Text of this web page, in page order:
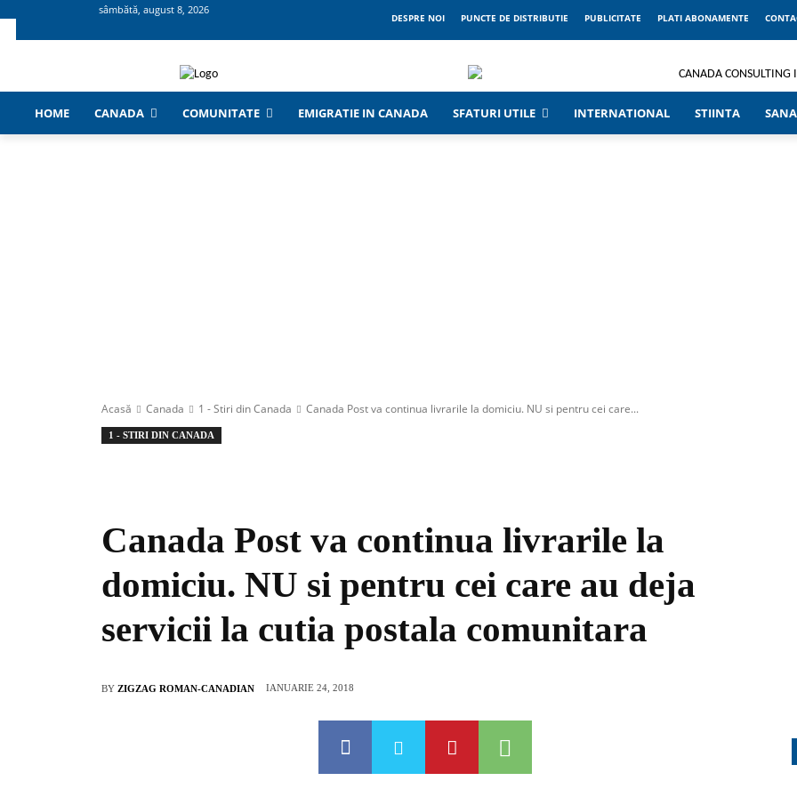
sâmbătă, august 8, 2026
DESPRE NOI PUNCTE DE DISTRIBUTIE PUBLICITATE PLATI ABONAMENTE
HOME CANADA COMUNITATE EMIGRATIE IN CANADA SFATURI UTILE INTERNATIONAL STIINTA
Acasă Canada 1 - Stiri din Canada Canada Post va continua livrarile la domiciu. NU si pentru cei care...
1 - STIRI DIN CANADA
Canada Post va continua livrarile la
domiciu. NU si pentru cei care au deja
servicii la cutia postala comunitara
BY ZIGZAG ROMAN-CANADIAN IANUARIE 24, 2018